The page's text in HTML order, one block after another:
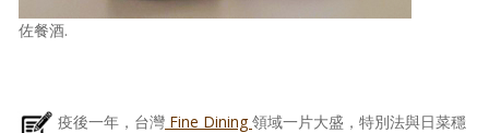
佐餐酒.
疫後一年，台灣 Fine Dining領域一片大盛，特別法與日菜穩